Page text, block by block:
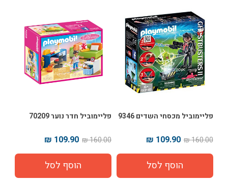
פליימוביל מכסחי השדים 9346
160.00 ₪
109.90 ₪
פליימוביל חדר נוער 70209
160.00 ₪
109.90 ₪